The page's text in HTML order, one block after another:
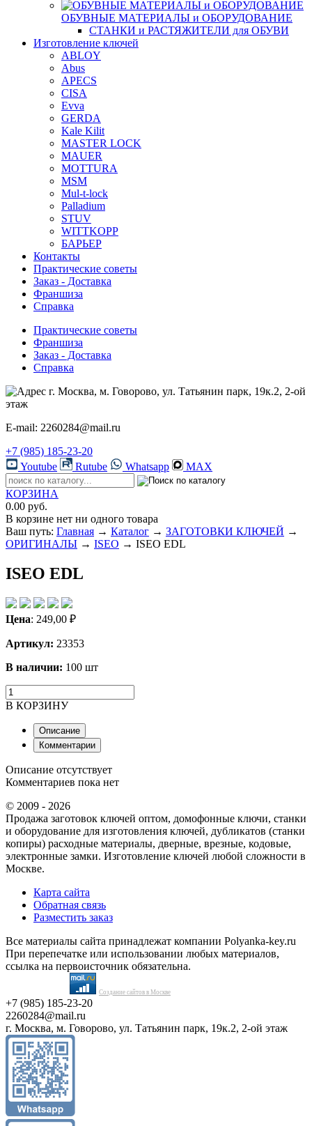
ОБУВНЫЕ МАТЕРИАЛЫ и ОБОРУДОВАНИЕ
СТАНКИ и РАСТЯЖИТЕЛИ для ОБУВИ
Изготовление ключей
ABLOY
Abus
APECS
CISA
Evva
GERDA
Kale Kilit
MASTER LOCK
MAUER
MOTTURA
MSM
Mul-t-lock
Palladium
STUV
WITTKOPP
БАРЬЕР
Контакты
Практические советы
Заказ - Доставка
Франшиза
Справка
Практические советы
Франшиза
Заказ - Доставка
Справка
г. Москва, м. Говорово, ул. Татьянин парк, 19к.2, 2-ой
этаж
E-mail: 2260284@mail.ru
+7 (985) 185-23-20
Youtube
Rutube Whatsapp MAX
КОРЗИНА
0.00 руб.
В корзине нет ни одного товара
Ваш путь: Главная → Каталог → ЗАГОТОВКИ КЛЮЧЕЙ →
ОРИГИНАЛЫ → ISEO → ISEO EDL
ISEO EDL
Цена: 249,00 ₽
Артикул: 23353
В наличии: 100 шт
В КОРЗИНУ
Описание
Комментарии
Описание отсутствует
Комментариев пока нет
© 2009 - 2026
Продажа заготовок ключей оптом, домофонные ключи, станки
и оборудование для изготовления ключей, дубликатов (станки
копиры) расходные материалы, дверные, врезные, кодовые,
электронные замки. Изготовление ключей любой сложности в
Москве.
Карта сайта
Обратная связь
Разместить заказ
Все материалы сайта принадлежат компании Polyanka-key.ru
При перепечатке или использовании любых материалов,
ссылка на первоисточник обязательна.
Создание сайтов в Москве
+7 (985) 185-23-20
2260284@mail.ru
г. Москва, м. Говорово, ул. Татьянин парк, 19к.2, 2-ой этаж